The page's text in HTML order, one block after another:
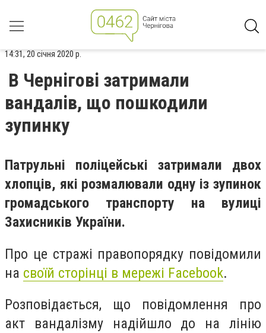
14:31, 20 січня 2020 р.
В Чернігові затримали
вандалів, що пошкодили
зупинку
Патрульні поліцейські затримали двох
хлопців, які розмалювали одну із зупинок
громадського транспорту на вулиці
Захисників України.
Про це стражі правопорядку повідомили
на своїй сторінці в мережі Facebook.
Розповідається, що повідомлення про
акт вандалізму надійшло до на лінію